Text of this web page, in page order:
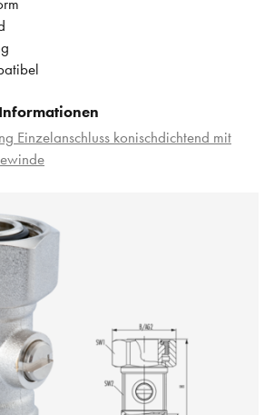
Einzelanschluss konischdichtend mit